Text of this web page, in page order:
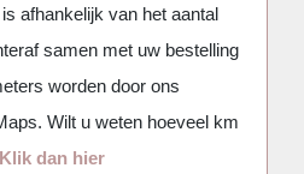
afhankelijk van het aantal
samen met uw bestelling
worden door ons
Wilt u weten hoeveel km
Klik dan hier